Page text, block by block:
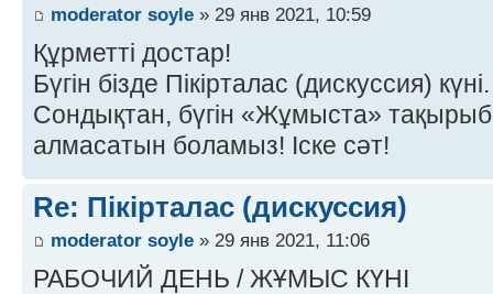
moderator soyle » 29 янв 2021, 10:59
Құрметті достар!
Бүгін бізде Пікірталас (дискуссия) күні.
Сондықтан, бүгін «Жұмыста»
алмасатын боламыз! Іске сәт!
Re: Пікірталас (дискуссия)
moderator soyle » 29 янв 2021, 11:06
РАБОЧИЙ ДЕНЬ / ЖҰМЫС КҮНІ